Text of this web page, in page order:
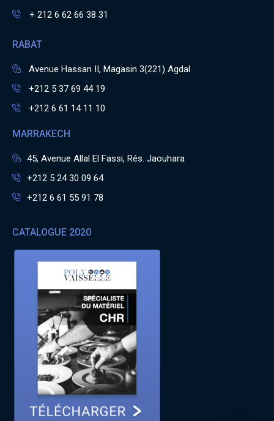
+ 212 6 62 66 38 31
RABAT
Avenue Hassan II, Magasin 3(221) Agdal
+212 5 37 69 44 19
+212 6 61 14 11 10
MARRAKECH
45, Avenue Allal El Fassi, Rés. Jaouhara
+212 5 24 30 09 64
+212 6 61 55 91 78
CATALOGUE 2020